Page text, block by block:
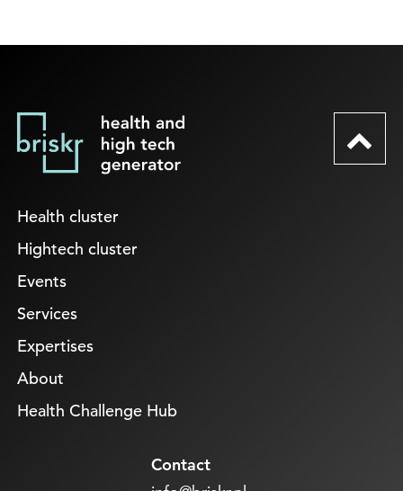
Health cluster
Hightech cluster
Events
Services
Expertises
About
Health Challenge Hub
Contact